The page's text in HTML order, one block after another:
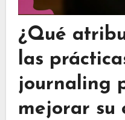
¿Qué
las
journaling
mejorar su